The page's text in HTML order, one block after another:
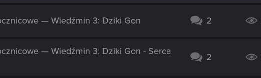
— Wiedźmin 3: Dziki Gon 2
— Wiedźmin 3: Dziki Gon - Serca
2